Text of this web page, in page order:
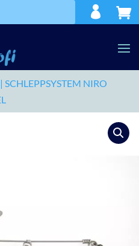
| SCHLEPPSYSTEM NIRO